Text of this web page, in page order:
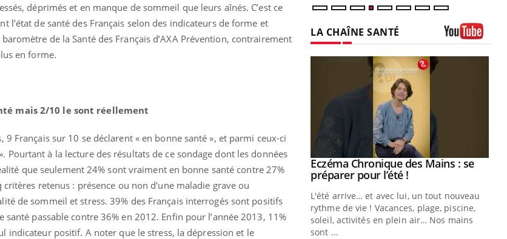
déprimés et en manque de sommeil que leurs aînés. C’est ce
l’état de santé des Français selon des indicateurs de forme et
de la Santé des Français d’AXA Prévention, contrairement
en forme.
mais 2/10 le sont réellement
9 Français sur 10 se déclarent « en bonne santé », et parmi ceux-ci
Pourtant à la lecture des résultats de ce sondage dont les données
que seulement 24% sont vraiment en bonne santé contre 27%
retenus : présence ou non d'une maladie grave ou
de sommeil et stress. 39% des Français interrogés sont positifs
passable contre 36% en 2012. Enfin pour l’année 2013, 11%
indicateur positif. A noter que le stress, la dépression et le
LA CHAÎNE SANTÉ
fer : comprendre pour
brouillard mental ou
Les symptômes de la
sont multiples ce qui la rend
Insuline & Charge mentale : et si on
osait en parler??Youtube
En 2026, l'insuline dans le diabète de type 2
reste entourée d'idées reçues chez les
patients comme parfois chez les soignants.
Youtube
Eczéma Chronique des Mains : se
préparer pour l’été !Youtube
L'été arrive… et avec lui, un tout nouveau
rythme de vie ! Vacances, plage, piscine,
soleil, activités en plein air… Nos mains
sont ...